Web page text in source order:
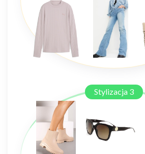
Stylizacja 3